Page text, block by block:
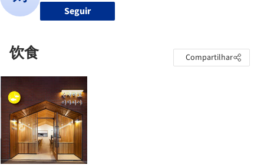
Seguir
饮食 Compartilhar